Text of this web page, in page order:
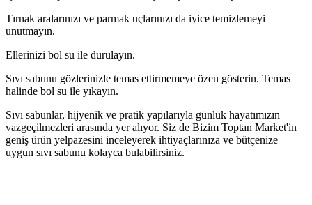
Tırnak aralarınızı ve parmak uçlarınızı da iyice temizlemeyi
unutmayın.
Ellerinizi bol su ile durulayın.
Sıvı sabunu gözlerinizle temas ettirmemeye özen gösterin. Temas
halinde bol su ile yıkayın.
Sıvı sabunlar, hijyenik ve pratik yapılarıyla günlük hayatımızın
vazgeçilmezleri arasında yer alıyor. Siz de Bizim Toptan Market'in
geniş ürün yelpazesini inceleyerek ihtiyaçlarınıza ve bütçenize
uygun sıvı sabunu kolayca bulabilirsiniz.